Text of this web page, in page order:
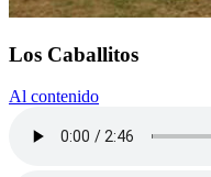
Los Caballitos
Al contenido